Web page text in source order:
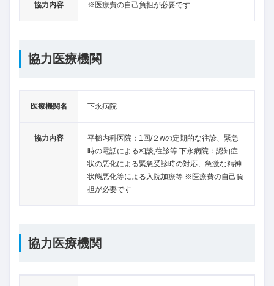
協力内容 ※医療費の自己負担が必要です
協力医療機関
医療機関名 下永病院
協力内容
平櫛内科医院：1回/２wの定期的な往診、緊急
時の電話による相談,往診等 下永病院：認知症
状の悪化による緊急受診時の対応、急激な精神
状態悪化等による入院加療等 ※医療費の自己負
担が必要です
協力医療機関